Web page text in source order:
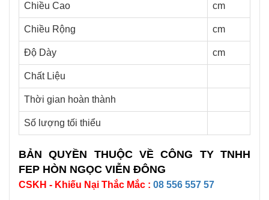
Chiều Cao cm
Chiều Rộng cm
Độ Dày cm
Chất Liệu
Thời gian hoàn thành
Số lượng tối thiểu
BẢN QUYỀN THUỘC VỀ CÔNG TY TNHH
FEP HÒN NGỌC VIỄN ĐÔNG
CSKH - Khiếu Nại Thắc Mắc : 08 556 557 57